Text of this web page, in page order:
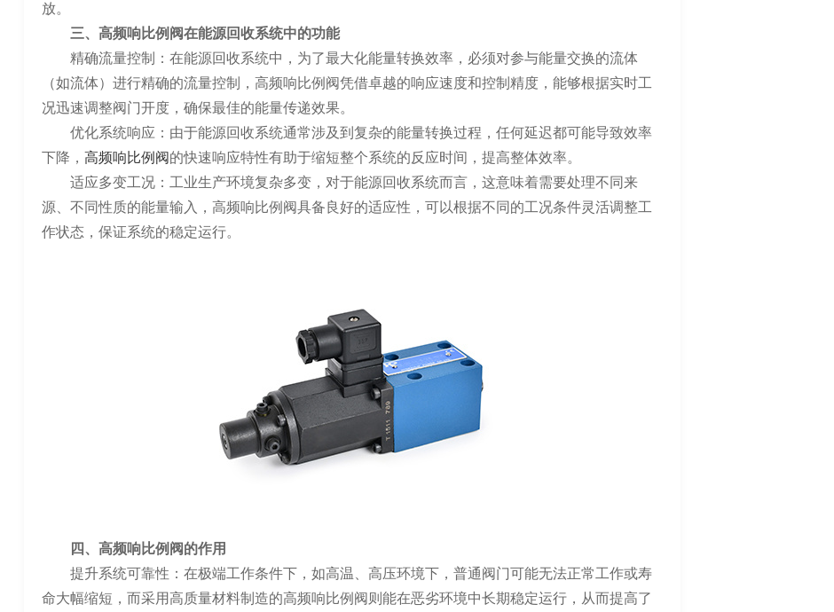
放。
三、高频响比例阀在能源回收系统中的功能
精确流量控制：在能源回收系统中，为了最大化能量转换效率，必须对参与能量交换的流体
（如流体）进行精确的流量控制，高频响比例阀凭借卓越的响应速度和控制精度，能够根据实时工
况迅速调整阀门开度，确保最佳的能量传递效果。
优化系统响应：由于能源回收系统通常涉及到复杂的能量转换过程，任何延迟都可能导致效率
下降， 高频响比例阀的快速响应特性有助于缩短整个系统的反应时间，提高整体效率。
适应多变工况：工业生产环境复杂多变，对于能源回收系统而言，这意味着需要处理不同来
源、不同性质的能量输入，高频响比例阀具备良好的适应性，可以根据不同的工况条件灵活调整工
作状态，保证系统的稳定运行。
四、高频响比例阀的作用
提升系统可靠性：在极端工作条件下，如高温、高压环境下，普通阀门可能无法正常工作或寿
命大幅缩短，而采用高质量材料制造的高频响比例阀则能在恶劣环境中长期稳定运行，从而提高了